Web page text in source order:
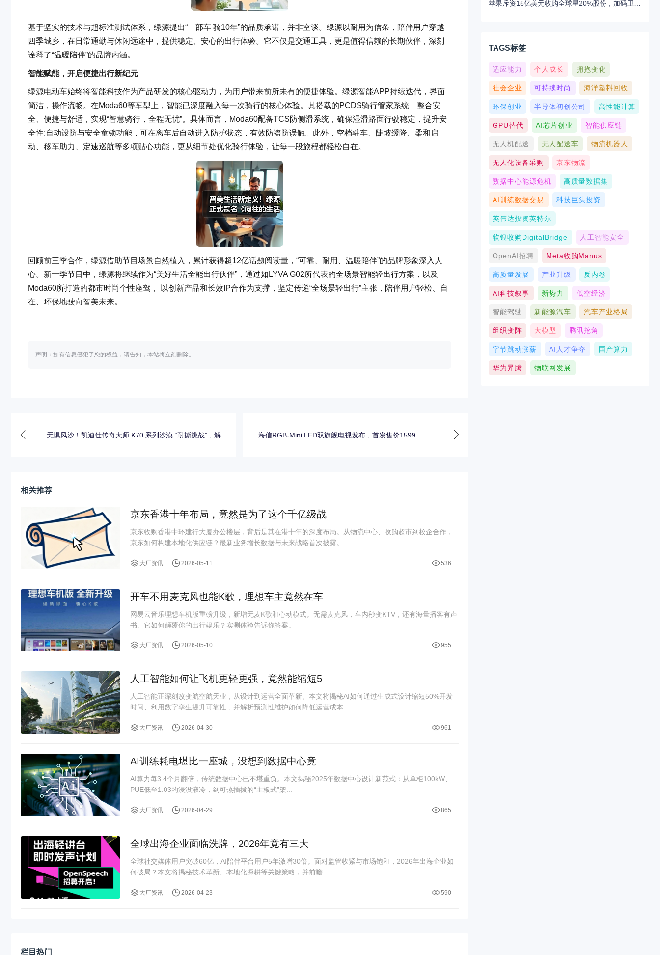
基于坚实的技术与超标准测试体系，绿源提出“一部车 骑10年”的品质承诺，并非空谈。绿源以耐用为信条，陪伴用户穿越
四季城乡，在日常通勤与休闲远途中，提供稳定、安心的出行体验。它不仅是交通工具，更是值得信赖的长期伙伴，深刻
诠释了“温暖陪伴”的品牌内涵。
智能赋能，开启便捷出行新纪元
绿源电动车始终将智能科技作为产品研发的核心驱动力，为用户带来前所未有的便捷体验。绿源智能APP持续迭代，界面
简洁，操作流畅。在Moda60等车型上，智能已深度融入每一次骑行的核心体验。其搭载的PCDS骑行管家系统，整合安
全、便捷与舒适，实现“智慧骑行，全程无忧”。具体而言，Moda60配备TCS防侧滑系统，确保湿滑路面行驶稳定，提升安
全性;自动设防与安全童锁功能，可在离车后自动进入防护状态，有效防盗防误触。此外，空档驻车、陡坡缓降、柔和启
动、移车助力、定速巡航等多项贴心功能，更从细节处优化骑行体验，让每一段旅程都轻松自在。
回顾前三季合作，绿源借助节目场景自然植入，累计获得超12亿话题阅读量，“可靠、耐用、温暖陪伴”的品牌形象深入人
心。新一季节目中，绿源将继续作为“美好生活全能出行伙伴”，通过如LYVA G02所代表的全场景智能轻出行方案，以及
Moda60所打造的都市时尚个性座驾， 以创新产品和长效IP合作为支撑，坚定传递“全场景轻出行”主张，陪伴用户轻松、自
在、环保地驶向智美未来。
声明：如有信息侵犯了您的权益，请告知，本站将立刻删除。
无惧风沙！凯迪仕传奇大师 K70 系列沙漠 “耐撕挑战”，解 海信RGB-Mini LED双旗舰电视发布，首发售价1599
相关推荐
京东香港十年布局，竟然是为了这个千亿级战
京东收购香港中环建行大厦办公楼层，背后是其在港十年的深度布局。从物流中心、收购超市到校企合作，
京东如何构建本地化供应链？最新业务增长数据与未来战略首次披露。
大厂资讯 2026-05-11 536
开车不用麦克风也能K歌，理想车主竟然在车
网易云音乐理想车机版重磅升级，新增无麦K歌和心动模式。无需麦克风，车内秒变KTV，还有海量播客有声
书。它如何颠覆你的出行娱乐？实测体验告诉你答案。
大厂资讯 2026-05-10 955
人工智能如何让飞机更轻更强，竟然能缩短5
人工智能正深刻改变航空航天业，从设计到运营全面革新。本文将揭秘AI如何通过生成式设计缩短50%开发
时间、利用数字孪生提升可靠性，并解析预测性维护如何降低运营成本...
大厂资讯 2026-04-30 961
AI训练耗电堪比一座城，没想到数据中心竟
AI算力每3.4个月翻倍，传统数据中心已不堪重负。本文揭秘2025年数据中心设计新范式：从单柜100kW、
PUE低至1.03的浸没液冷，到可热插拔的“主板式”架...
大厂资讯 2026-04-29 865
全球出海企业面临洗牌，2026年竟有三大
全球社交媒体用户突破60亿，AI陪伴平台用户5年激增30倍。面对监管收紧与市场饱和，2026年出海企业如
何破局？本文将揭秘技术革新、本地化深耕等关键策略，并前瞻...
大厂资讯 2026-04-23 590
栏目热门
TAGS标签
适应能力 个人成长 拥抱变化
社会企业 可持续时尚 海洋塑料回收
环保创业 半导体初创公司 高性能计算
GPU替代 AI芯片创业 智能供应链
无人机配送 无人配送车 物流机器人
无人化设备采购 京东物流
数据中心能源危机 高质量数据集
AI训练数据交易 科技巨头投资
英伟达投资英特尔
软银收购DigitalBridge 人工智能安全
OpenAI招聘 Meta收购Manus
高质量发展 产业升级 反内卷
AI科技叙事 新势力 低空经济
智能驾驶 新能源汽车 汽车产业格局
组织变阵 大模型 腾讯挖角
字节跳动涨薪 AI人才争夺 国产算力
华为昇腾 物联网发展